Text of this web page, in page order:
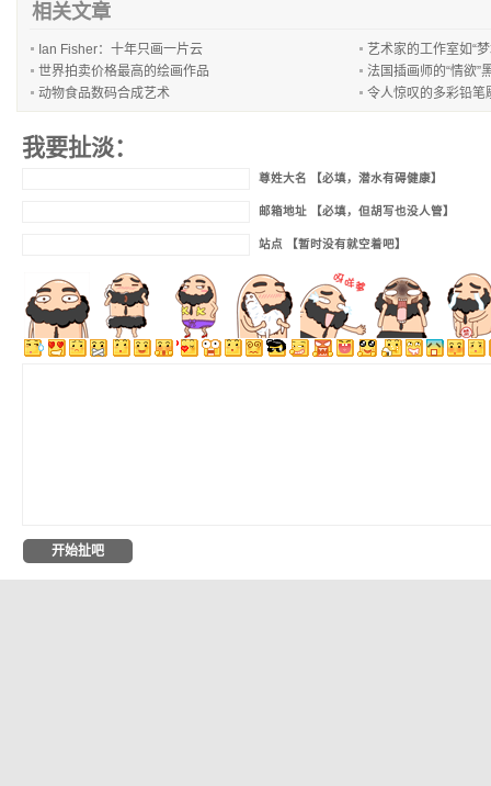
相关文章
Ian Fisher：十年只画一片云
艺术家的工作室如“
世界拍卖价格最高的绘画作品
法国插画师的“情欲”
动物食品数码合成艺术
令人惊叹的多彩铅笔
我要扯淡：
尊姓大名 【必填，潜水有碍健康】
邮箱地址 【必填，但胡写也没人管】
站点 【暂时没有就空着吧】